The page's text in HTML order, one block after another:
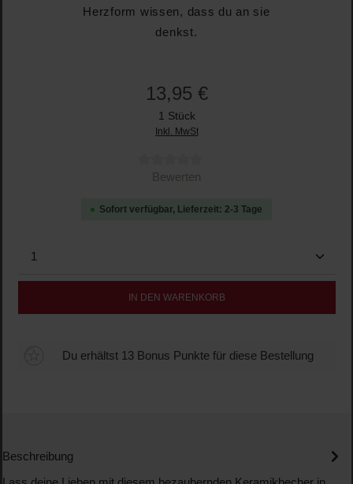
Herzform wissen, dass du an sie
denkst.
13,95 €
1 Stück
Inkl. MwSt
Durchschnittliche Bewertung von 0 von 5 Sternen
Bewerten
Sofort verfügbar, Lieferzeit: 2-3 Tage
Produkt Anzahl: Gib den gewünschten Wert ein
IN DEN WARENKORB
Du erhältst 13 Bonus Punkte für diese Bestellung
Beschreibung